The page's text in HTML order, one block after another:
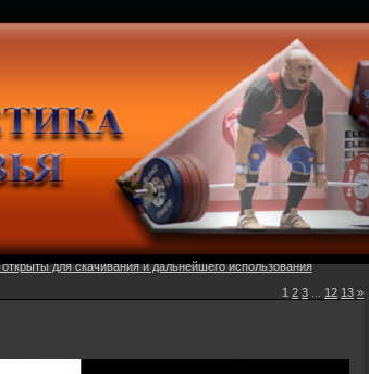
для скачивания и дальнейшего использования
1 2 3 12 13 »